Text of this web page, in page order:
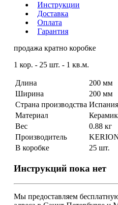
Инструкции
Доставка
Оплата
Гарантия
продажа кратно коробке
1 кор. - 25 шт. - 1 кв.м.
Длина
200 мм
Ширина
200 мм
Страна производства Испания
Материал
Вес
0.88 кг
Производитель
В коробке
25 шт.
Инструкций пока нет
Мы предоставляем